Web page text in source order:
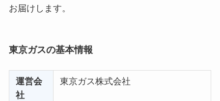
お届けします。
東京ガスの基本情報
運営会
社
東京ガス株式会社